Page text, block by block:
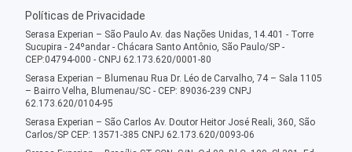
Políticas de Privacidade
Serasa Experian – São Paulo Av. das Nações Unidas, 14.401 - Torre
Sucupira - 24ºandar - Chácara Santo Antônio, São Paulo/SP -
CEP:04794-000 - CNPJ 62.173.620/0001-80
Serasa Experian – Blumenau Rua Dr. Léo de Carvalho, 74 – Sala 1105
– Bairro Velha, Blumenau/SC - CEP: 89036-239 CNPJ
62.173.620/0104-95
Serasa Experian – São Carlos Av. Doutor Heitor José Reali, 360, São
Carlos/SP CEP: 13571-385 CNPJ 62.173.620/0093-06